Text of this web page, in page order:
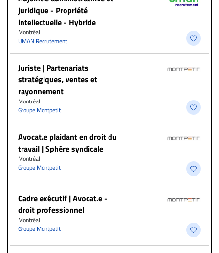
juridique - Propriété
intellectuelle - Hybride
Montréal
UMAN Recrutement
Juriste | Partenariats
stratégiques, ventes et
rayonnement
Montréal
Groupe Montpetit
Avocat.e plaidant en droit du
travail | Sphère syndicale
Montréal
Groupe Montpetit
Cadre exécutif | Avocat.e -
droit professionnel
Montréal
Groupe Montpetit